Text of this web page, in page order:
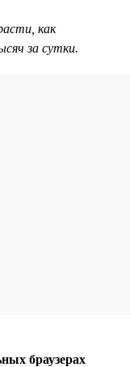
как
за сутки.
браузерах